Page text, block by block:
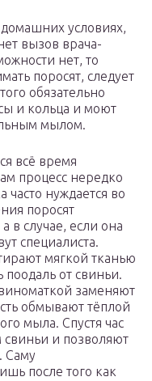
условиях,
вызов врача-
нет, то
поросят, следует
обязательно
и кольца и моют
мылом.
всё время
процесс нередко
часто нуждается во
поросят
в случае, если она
специалиста.
мягкой тканью
поодаль от свиньи.
заменяют
обмывают тёплой
мыла. Спустя час
свиньи и позволяют
Саму
после того как